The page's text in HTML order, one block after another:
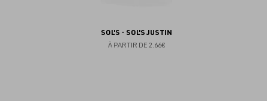
SOL'S - SOL'S JUSTIN
À PARTIR DE 2.66€